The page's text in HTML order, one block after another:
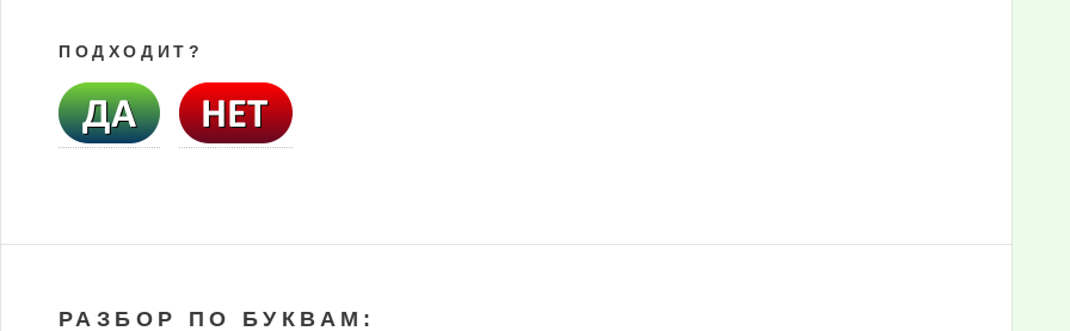
ПОДХОДИТ?
РАЗБОР ПО БУКВАМ: